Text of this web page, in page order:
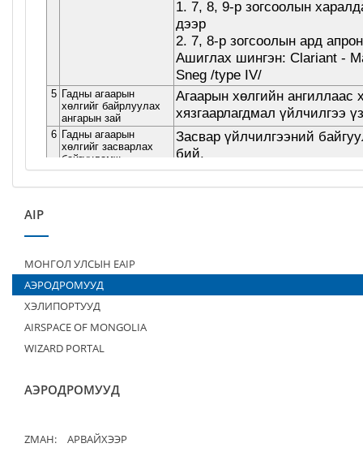
AIP
МОНГОЛ УЛСЫН EAIP
АЭРОДРОМУУД
ХЭЛИПОРТУУД
AIRSPACE OF MONGOLIA
WIZARD PORTAL
АЭРОДРОМУУД
ZMAH:
АРВАЙХЭЭР